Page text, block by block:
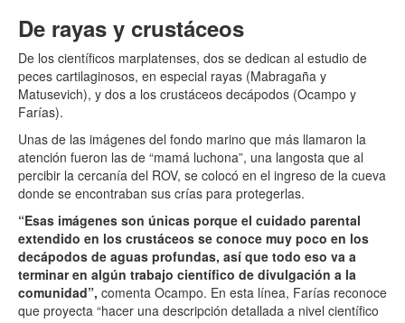
De rayas y crustáceos
De los científicos marplatenses, dos se dedican al estudio de
peces cartilaginosos, en especial rayas (Mabragaña y
Matusevich), y dos a los crustáceos decápodos (Ocampo y
Farías).
Unas de las imágenes del fondo marino que más llamaron la
atención fueron las de “mamá luchona”, una langosta que al
percibir la cercanía del ROV, se colocó en el ingreso de la cueva
donde se encontraban sus crías para protegerlas.
“Esas imágenes son únicas porque el cuidado parental
extendido en los crustáceos se conoce muy poco en los
decápodos de aguas profundas, así que todo eso va a
terminar en algún trabajo científico de divulgación a la
comunidad”, comenta Ocampo. En esta línea, Farías reconoce
que proyecta “hacer una descripción detallada a nivel científico